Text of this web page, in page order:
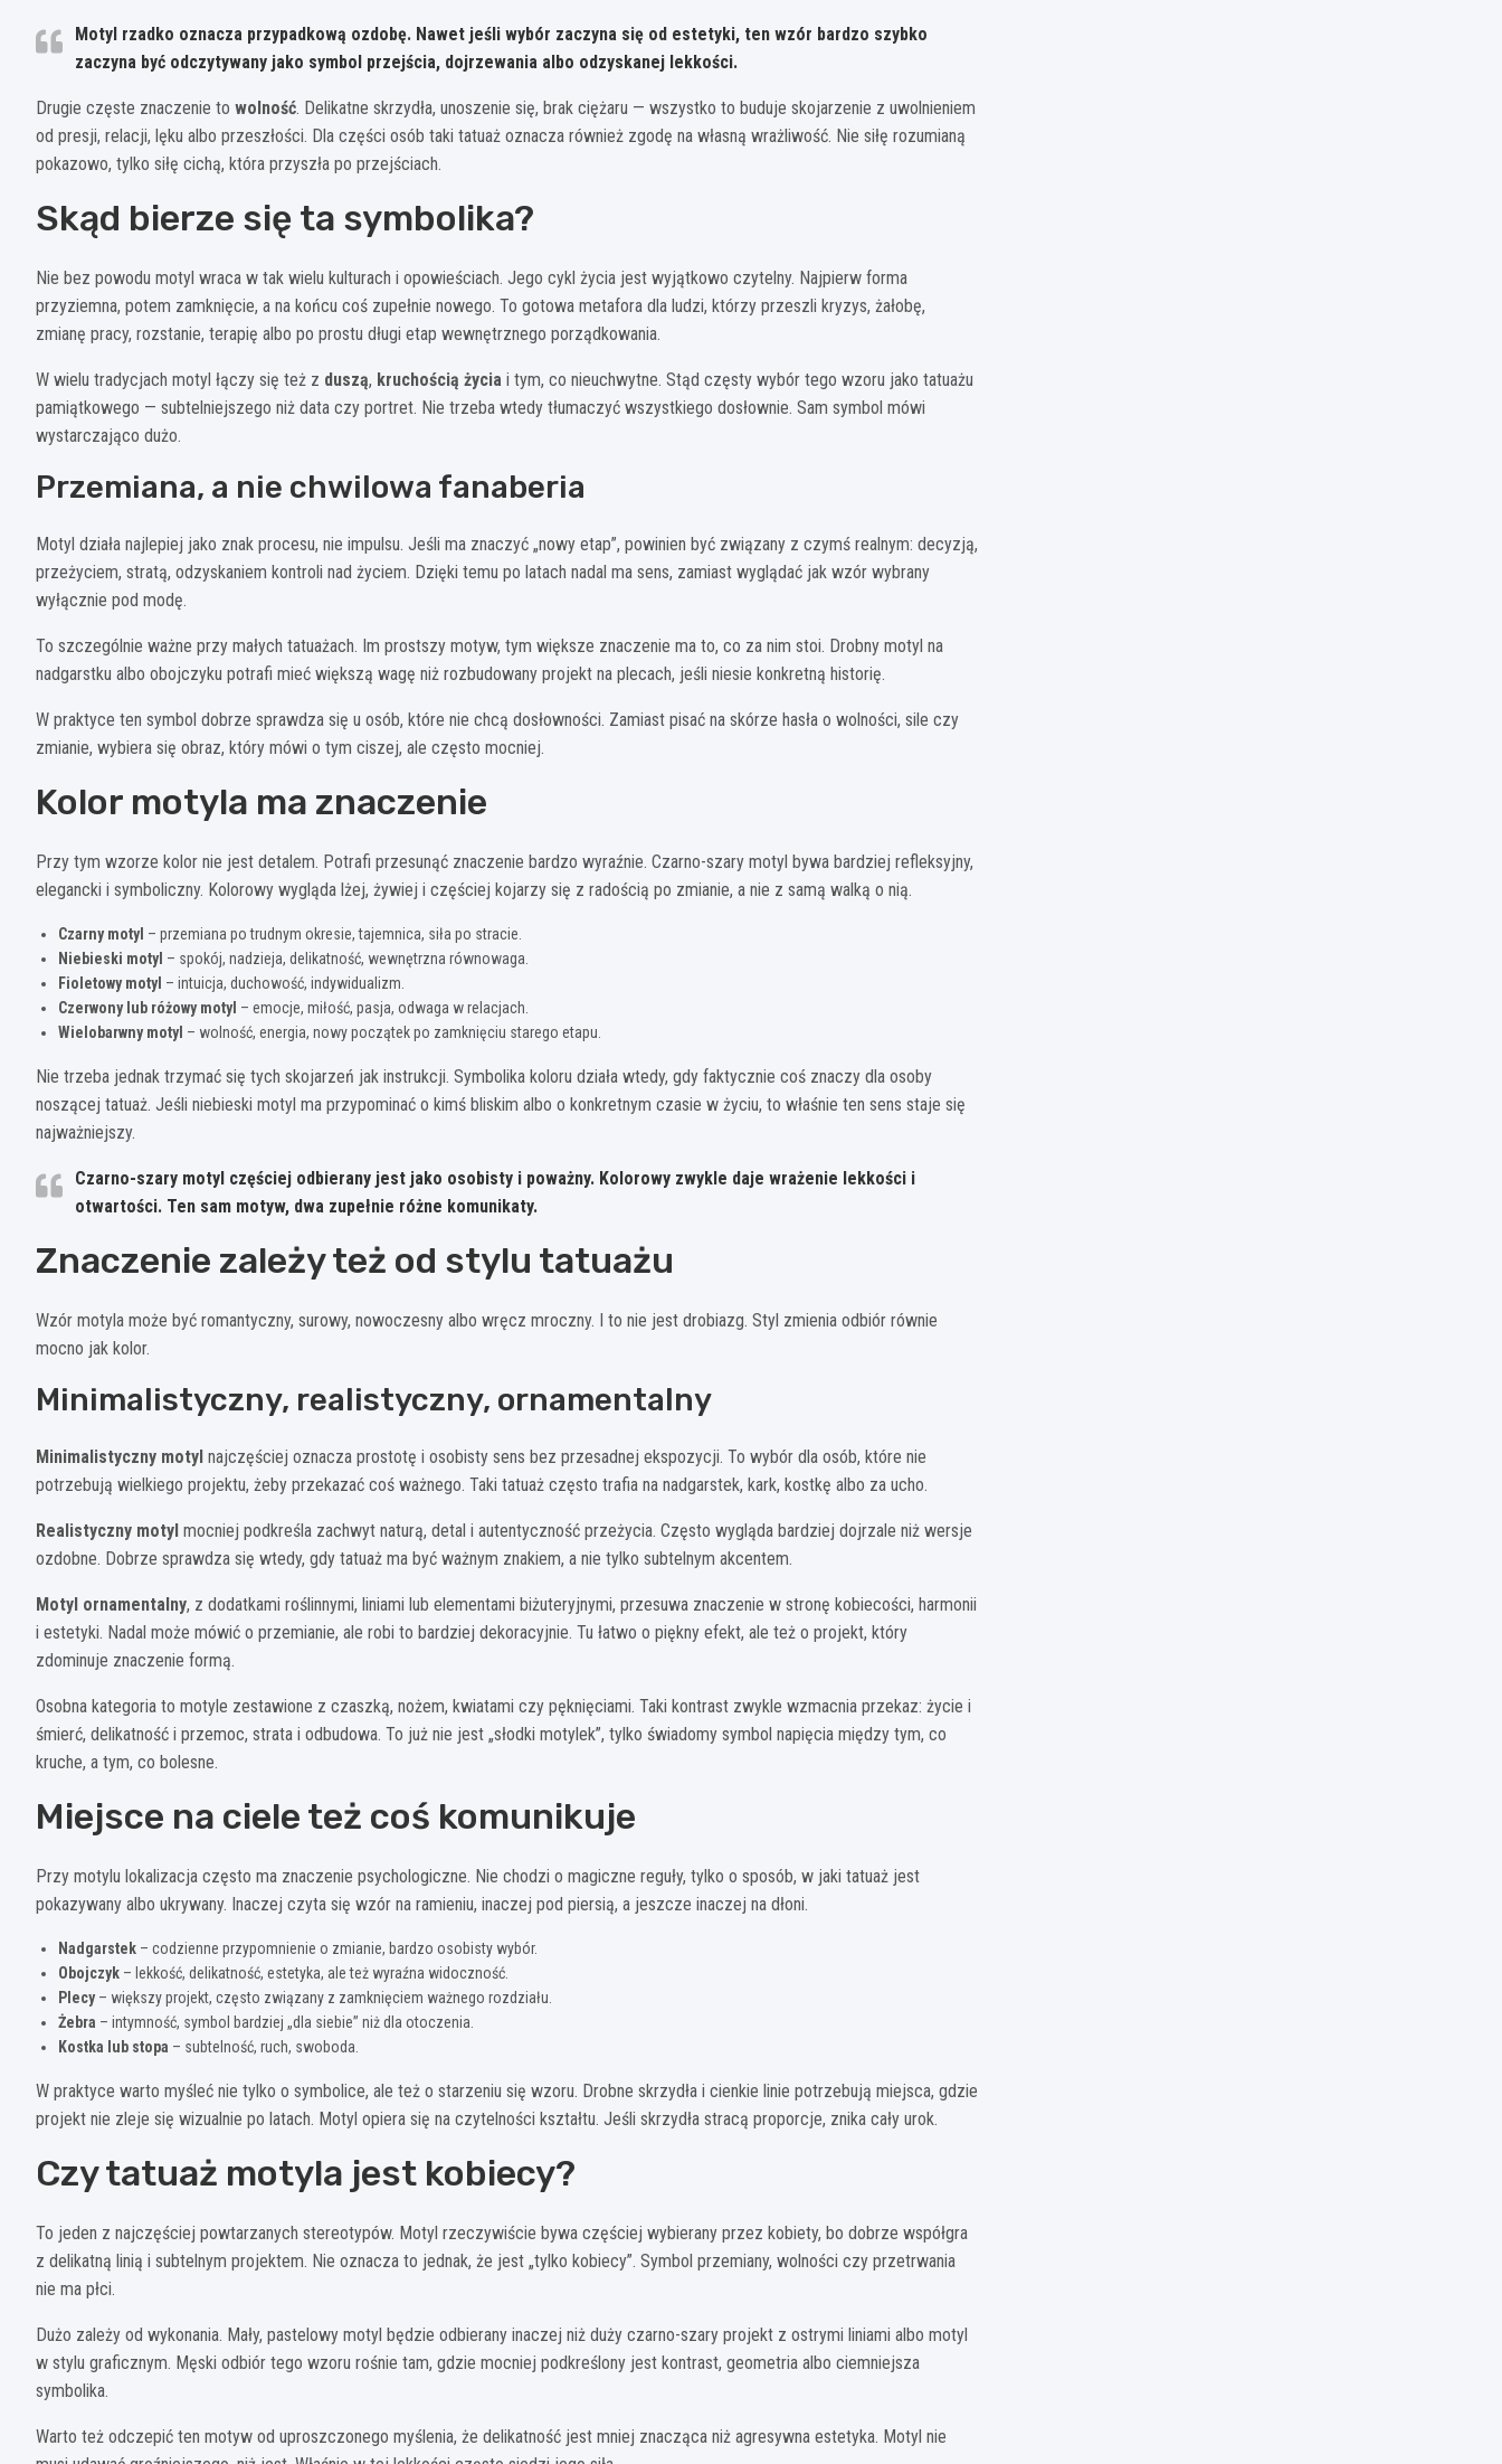
Motyl rzadko oznacza przypadkową ozdobę. Nawet jeśli wybór zaczyna się od estetyki, ten wzór bardzo szybko
zaczyna być odczytywany jako symbol przejścia, dojrzewania albo odzyskanej lekkości.
Drugie częste znaczenie to wolność. Delikatne skrzydła, unoszenie się, brak ciężaru — wszystko to buduje skojarzenie z uwolnieniem
od presji, relacji, lęku albo przeszłości. Dla części osób taki tatuaż oznacza również zgodę na własną wrażliwość. Nie siłę rozumianą
pokazowo, tylko siłę cichą, która przyszła po przejściach.
Skąd bierze się ta symbolika?
Nie bez powodu motyl wraca w tak wielu kulturach i opowieściach. Jego cykl życia jest wyjątkowo czytelny. Najpierw forma
przyziemna, potem zamknięcie, a na końcu coś zupełnie nowego. To gotowa metafora dla ludzi, którzy przeszli kryzys, żałobę,
zmianę pracy, rozstanie, terapię albo po prostu długi etap wewnętrznego porządkowania.
W wielu tradycjach motyl łączy się też z duszą, kruchością życia i tym, co nieuchwytne. Stąd częsty wybór tego wzoru jako tatuażu
pamiątkowego — subtelniejszego niż data czy portret. Nie trzeba wtedy tłumaczyć wszystkiego dosłownie. Sam symbol mówi
wystarczająco dużo.
Przemiana, a nie chwilowa fanaberia
Motyl działa najlepiej jako znak procesu, nie impulsu. Jeśli ma znaczyć „nowy etap”, powinien być związany z czymś realnym: decyzją,
przeżyciem, stratą, odzyskaniem kontroli nad życiem. Dzięki temu po latach nadal ma sens, zamiast wyglądać jak wzór wybrany
wyłącznie pod modę.
To szczególnie ważne przy małych tatuażach. Im prostszy motyw, tym większe znaczenie ma to, co za nim stoi. Drobny motyl na
nadgarstku albo obojczyku potrafi mieć większą wagę niż rozbudowany projekt na plecach, jeśli niesie konkretną historię.
W praktyce ten symbol dobrze sprawdza się u osób, które nie chcą dosłowności. Zamiast pisać na skórze hasła o wolności, sile czy
zmianie, wybiera się obraz, który mówi o tym ciszej, ale często mocniej.
Kolor motyla ma znaczenie
Przy tym wzorze kolor nie jest detalem. Potrafi przesunąć znaczenie bardzo wyraźnie. Czarno-szary motyl bywa bardziej refleksyjny,
elegancki i symboliczny. Kolorowy wygląda lżej, żywiej i częściej kojarzy się z radością po zmianie, a nie z samą walką o nią.
Czarny motyl – przemiana po trudnym okresie, tajemnica, siła po stracie.
Niebieski motyl – spokój, nadzieja, delikatność, wewnętrzna równowaga.
Fioletowy motyl – intuicja, duchowość, indywidualizm.
Czerwony lub różowy motyl – emocje, miłość, pasja, odwaga w relacjach.
Wielobarwny motyl – wolność, energia, nowy początek po zamknięciu starego etapu.
Nie trzeba jednak trzymać się tych skojarzeń jak instrukcji. Symbolika koloru działa wtedy, gdy faktycznie coś znaczy dla osoby
noszącej tatuaż. Jeśli niebieski motyl ma przypominać o kimś bliskim albo o konkretnym czasie w życiu, to właśnie ten sens staje się
najważniejszy.
Czarno-szary motyl częściej odbierany jest jako osobisty i poważny. Kolorowy zwykle daje wrażenie lekkości i
otwartości. Ten sam motyw, dwa zupełnie różne komunikaty.
Znaczenie zależy też od stylu tatuażu
Wzór motyla może być romantyczny, surowy, nowoczesny albo wręcz mroczny. I to nie jest drobiazg. Styl zmienia odbiór równie
mocno jak kolor.
Minimalistyczny, realistyczny, ornamentalny
Minimalistyczny motyl najczęściej oznacza prostotę i osobisty sens bez przesadnej ekspozycji. To wybór dla osób, które nie
potrzebują wielkiego projektu, żeby przekazać coś ważnego. Taki tatuaż często trafia na nadgarstek, kark, kostkę albo za ucho.
Realistyczny motyl mocniej podkreśla zachwyt naturą, detal i autentyczność przeżycia. Często wygląda bardziej dojrzale niż wersje
ozdobne. Dobrze sprawdza się wtedy, gdy tatuaż ma być ważnym znakiem, a nie tylko subtelnym akcentem.
Motyl ornamentalny, z dodatkami roślinnymi, liniami lub elementami biżuteryjnymi, przesuwa znaczenie w stronę kobiecości, harmonii
i estetyki. Nadal może mówić o przemianie, ale robi to bardziej dekoracyjnie. Tu łatwo o piękny efekt, ale też o projekt, który
zdominuje znaczenie formą.
Osobna kategoria to motyle zestawione z czaszką, nożem, kwiatami czy pęknięciami. Taki kontrast zwykle wzmacnia przekaz: życie i
śmierć, delikatność i przemoc, strata i odbudowa. To już nie jest „słodki motylek”, tylko świadomy symbol napięcia między tym, co
kruche, a tym, co bolesne.
Miejsce na ciele też coś komunikuje
Przy motylu lokalizacja często ma znaczenie psychologiczne. Nie chodzi o magiczne reguły, tylko o sposób, w jaki tatuaż jest
pokazywany albo ukrywany. Inaczej czyta się wzór na ramieniu, inaczej pod piersią, a jeszcze inaczej na dłoni.
Nadgarstek – codzienne przypomnienie o zmianie, bardzo osobisty wybór.
Obojczyk – lekkość, delikatność, estetyka, ale też wyraźna widoczność.
Plecy– większy projekt, często związany z zamknięciem ważnego rozdziału.
Żebra – intymność, symbol bardziej „dla siebie” niż dla otoczenia.
Kostka lub stopa – subtelność, ruch, swoboda.
W praktyce warto myśleć nie tylko o symbolice, ale też o starzeniu się wzoru. Drobne skrzydła i cienkie linie potrzebują miejsca, gdzie
projekt nie zleje się wizualnie po latach. Motyl opiera się na czytelności kształtu. Jeśli skrzydła stracą proporcje, znika cały urok.
Czy tatuaż motyla jest kobiecy?
To jeden z najczęściej powtarzanych stereotypów. Motyl rzeczywiście bywa częściej wybierany przez kobiety, bo dobrze współgra
z delikatną linią i subtelnym projektem. Nie oznacza to jednak, że jest „tylko kobiecy”. Symbol przemiany, wolności czy przetrwania
nie ma płci.
Dużo zależy od wykonania. Mały, pastelowy motyl będzie odbierany inaczej niż duży czarno-szary projekt z ostrymi liniami albo motyl
w stylu graficznym. Męski odbiór tego wzoru rośnie tam, gdzie mocniej podkreślony jest kontrast, geometria albo ciemniejsza
symbolika.
Warto też odczepić ten motyw od uproszczonego myślenia, że delikatność jest mniej znacząca niż agresywna estetyka. Motyl nie